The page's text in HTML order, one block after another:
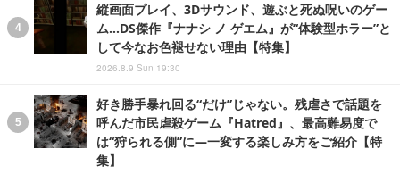
縦画面プレイ、3Dサウンド、遊ぶと死ぬ呪いのゲー
ム…DS傑作『ナナシ ノ ゲエム』が“体験型ホラー”と
して今なお色褪せない理由【特集】
2026.8.9 Sun 19:30
好き勝手暴れ回る“だけ”じゃない。残虐さで話題を
呼んだ市民虐殺ゲーム『Hatred』、最高難易度で
は“狩られる側”に―一変する楽しみ方をご紹介【特
集】